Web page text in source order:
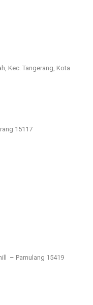
Kec. Tangerang, Kota
15117
– Pamulang 15419